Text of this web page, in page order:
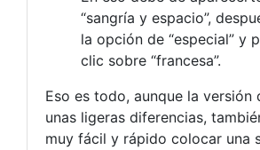
“sangría y espacio”,
la opción de “especial” y
clic sobre “francesa”.
Eso es todo, aunque la versión
unas ligeras diferencias,
muy fácil y rápido colocar una